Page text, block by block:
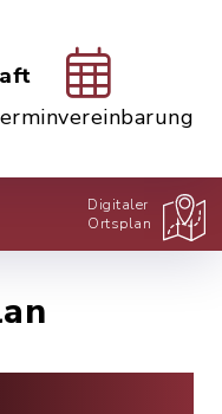
Digitaler
Ortsplan